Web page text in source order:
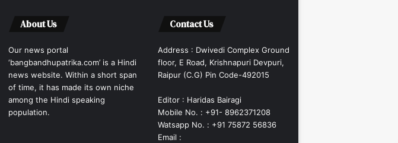
About Us
Our news portal
‘bangbandhupatrika.com’ is a Hindi
news website. Within a short span
of time, it has made its own niche
among the Hindi speaking
population.
Contact Us
Address : Dwivedi Complex Ground
floor, E Road, Krishnapuri Devpuri,
Raipur (C.G) Pin Code-492015
Editor : Haridas Bairagi
Mobile No. : +91- 8962371208
Watsapp No. : +91 75872 56836
Email :